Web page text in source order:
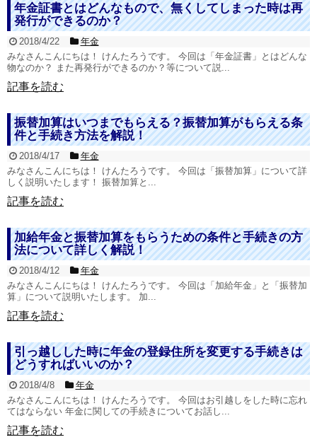
年金証書とはどんなもので、無くしてしまった時は再
発行ができるのか？
2018/4/22
年金
みなさんこんにちは！ けんたろうです。 今回は「年金証書」とはどんな
物なのか？ また再発行ができるのか？等について説...
記事を読む
振替加算はいつまでもらえる？振替加算がもらえる条
件と手続き方法を解説！
2018/4/17
年金
みなさんこんにちは！ けんたろうです。 今回は「振替加算」について詳
しく説明いたします！ 振替加算と...
記事を読む
加給年金と振替加算をもらうための条件と手続きの方
法について詳しく解説！
2018/4/12
年金
みなさんこんにちは！ けんたろうです。 今回は「加給年金」と「振替加
算」について説明いたします。 加...
記事を読む
引っ越しした時に年金の登録住所を変更する手続きは
どうすればいいのか？
2018/4/8
年金
みなさんこんにちは！ けんたろうです。 今回はお引越しをした時に忘れ
てはならない 年金に関しての手続きについてお話し...
記事を読む